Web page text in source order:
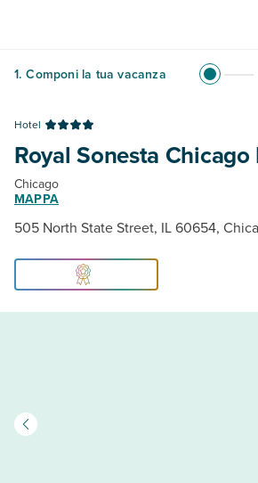
1. Componi la tua vacanza
Hotel
Royal Sonesta
Chicago
MAPPA
505 North State Street, IL 60654,